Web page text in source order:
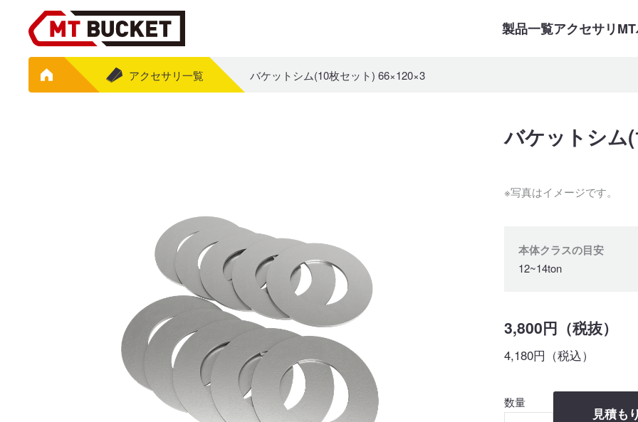
製品一覧アクセサリ
アクセサリ一覧 バケットシム(10枚セット) 66×120×3
バケットシム
※写真はイメージです。
本体クラスの目安
12~14ton
3,800円（税抜）
4,180円（税込）
数量
見積も